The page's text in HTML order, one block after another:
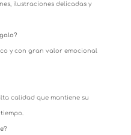
ilustraciones delicadas y
y con gran valor emocional
calidad que mantiene su